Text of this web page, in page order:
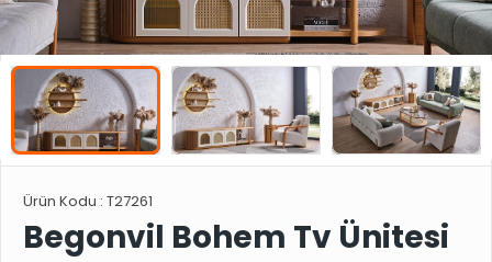
Ürün Kodu : T27261
Begonvil Bohem Tv Ünitesi